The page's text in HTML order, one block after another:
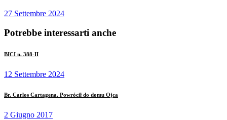
27 Settembre 2024
Potrebbe interessarti anche
BICI n. 388-II
12 Settembre 2024
Br. Carlos Cartagena. Powrócił do domu Ojca
2 Giugno 2017